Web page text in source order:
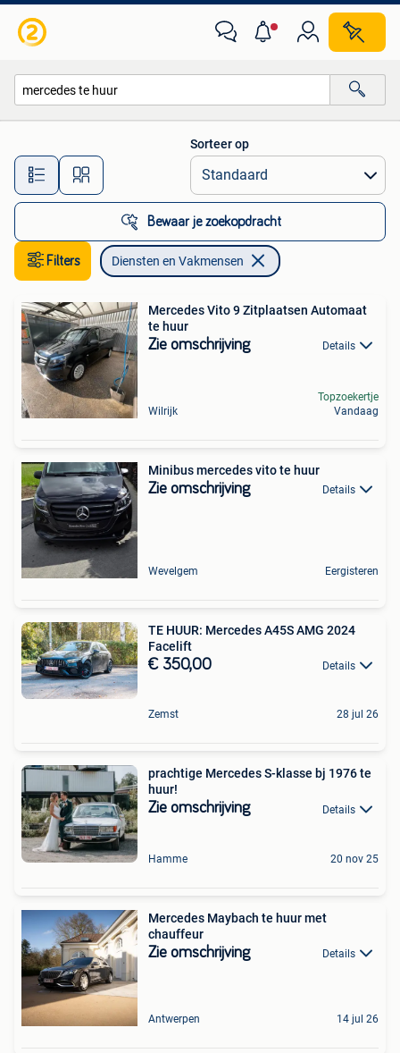
Alle afstanden…
Sorteer op
Bewaar je zoekopdracht
Filters Diensten en Vakmensen
Mercedes Vito 9 Zitplaatsen Automaat
te huur
Zie omschrijving Details
Wilrijk
Topzoekertje
Vandaag
Minibus mercedes vito te huur
Zie omschrijving Details
Wevelgem Eergisteren
TE HUUR: Mercedes A45S AMG 2024
Facelift
€ 350,00 Details
Zemst 28 jul 26
prachtige Mercedes S-klasse bj 1976 te
huur!
Zie omschrijving Details
Hamme 20 nov 25
Mercedes Maybach te huur met
chauffeur
Zie omschrijving Details
Antwerpen 14 jul 26